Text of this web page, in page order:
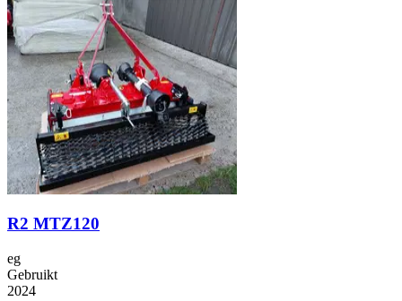
R2 MTZ120
eg
Gebruikt
2024